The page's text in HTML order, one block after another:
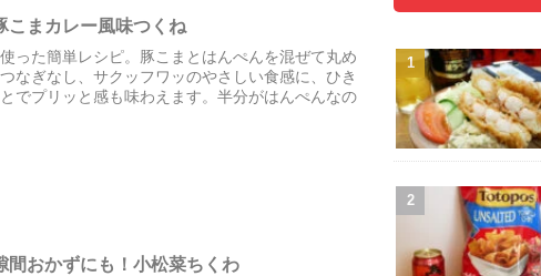
こまカレー風味つくね
った簡単レシピ。豚こまとはんぺんを混ぜて丸め
なぎなし、サクッフワッのやさしい食感に、ひき
でプリッと感も味わえます。半分がはんぺんなの
間おかずにも！小松菜ちくわ